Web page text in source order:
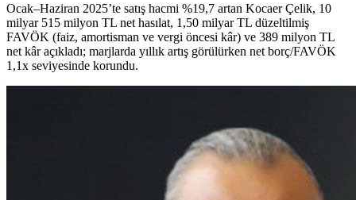
Ocak–Haziran 2025’te satış hacmi %19,7 artan Kocaer Çelik, 10
milyar 515 milyon TL net hasılat, 1,50 milyar TL düzeltilmiş
FAVÖK (faiz, amortisman ve vergi öncesi kâr) ve 389 milyon TL
net kâr açıkladı; marjlarda yıllık artış görülürken net borç/FAVÖK
1,1x seviyesinde korundu.